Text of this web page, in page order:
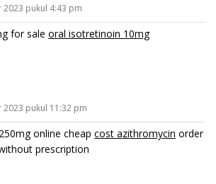
2023 pukul 4:43 pm
for sale oral isotretinoin 10mg
2023 pukul 11:32 pm
online cheap cost azithromycin order
prescription